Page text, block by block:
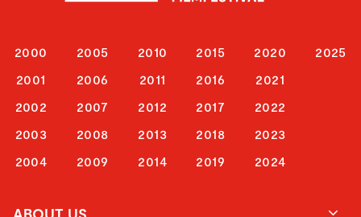
2000
2001
2002
2003
2004
2005
2006
2007
2008
2009
2010
2011
2012
2013
2014
2015
2016
2017
2018
2019
2020
2021
2022
2023
2024
2025